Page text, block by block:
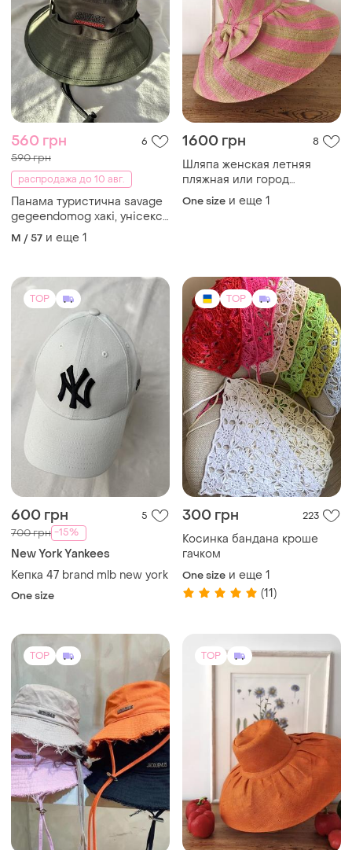
560 грн 6
590 грн
распродажа до 10 авг.
Панама туристична savage
gegeendomog хакі, унісекс,
57–58 см
M / 57 и еще 1
1600 грн 8
Шляпа женская летняя
пляжная или город
натуральное волокно
мадагаскар
One size и еще 1
TOP
600 грн 5
700 грн -15%
New York Yankees
Кепка 47 brand mlb new york
One size
TOP
300 грн 223
Косинка бандана кроше
гачком
One size и еще 1
(11)
TOP TOP